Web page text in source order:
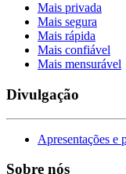
Mais privada
Mais segura
Mais rápida
Mais confiável
Mais mensurável
Divulgação
Apresentações e
Sobre nós